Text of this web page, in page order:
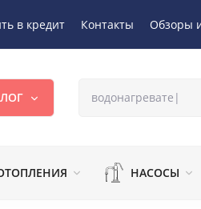
в кредит Контакты Обзоры
НАСОСЫ